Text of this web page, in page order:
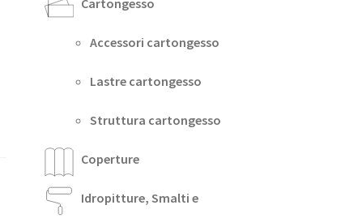
Cartongesso
Accessori cartongesso
Lastre cartongesso
Struttura cartongesso
Coperture
Idropitture, Smalti e